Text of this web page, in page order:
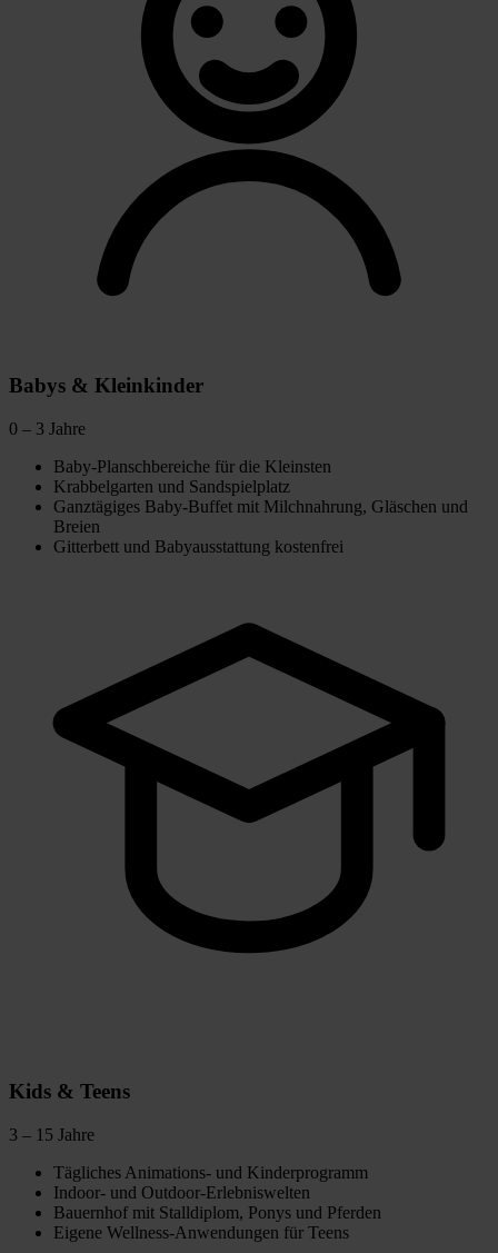
Babys & Kleinkinder
0 – 3 Jahre
Baby-Planschbereiche für die Kleinsten
Krabbelgarten und Sandspielplatz
Ganztägiges Baby-Buffet mit Milchnahrung, Gläschen und
Breien
Gitterbett und Babyausstattung kostenfrei
Kids & Teens
3 – 15 Jahre
Tägliches Animations- und Kinderprogramm
Indoor- und Outdoor-Erlebniswelten
Bauernhof mit Stalldiplom, Ponys und Pferden
Eigene Wellness-Anwendungen für Teens